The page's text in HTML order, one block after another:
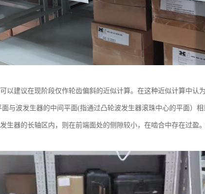
以建议在现阶段仅作轮齿偏斜的近似计算。在这种近似计算中认
与波发生器的中间平面(指通过凸轮波发生器滚珠中心的平面）
生器的长轴区内，则在前端面处的侧隙较小，在啮合中存在过盈